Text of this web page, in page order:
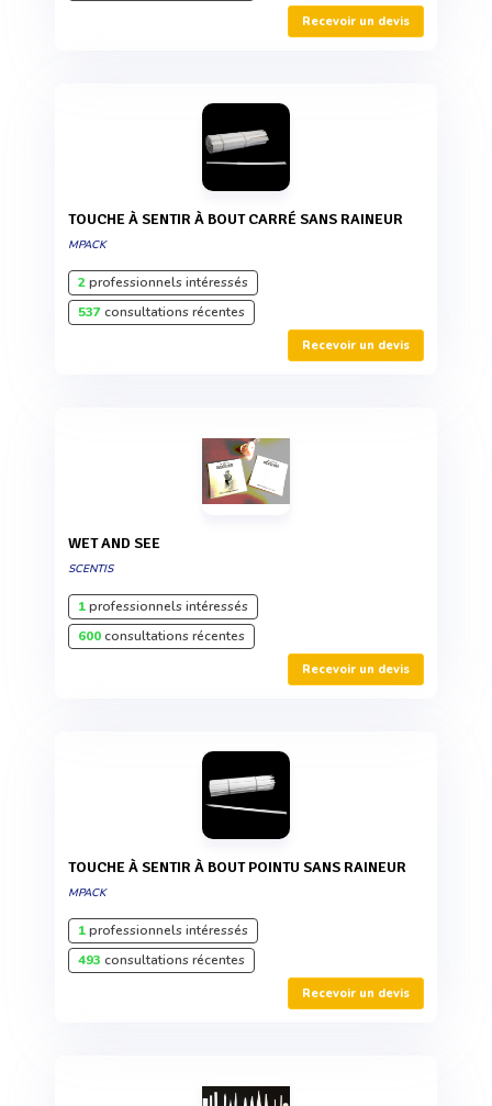
Recevoir un devis
TOUCHE À SENTIR À BOUT CARRÉ SANS RAINEUR
MPACK
2professionnels intéressés
537consultations récentes
Recevoir un devis
WET AND SEE
SCENTIS
1professionnels intéressés
600consultations récentes
Recevoir un devis
TOUCHE À SENTIR À BOUT POINTU SANS RAINEUR
MPACK
1professionnels intéressés
493 consultations récentes
Recevoir un devis